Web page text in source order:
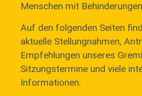
Menschen mit
Auf den folgenden Seiten
aktuelle Stellungnahmen,
Empfehlungen unseres
Sitzungstermine und viele
Informationen.